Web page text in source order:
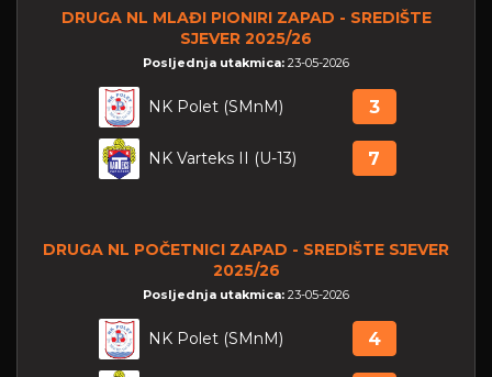
DRUGA NL MLAĐI PIONIRI ZAPAD - SREDIŠTE
SJEVER 2025/26
Posljednja utakmica: 23-05-2026
NK Polet (SMnM) 3
NK Varteks II (U-13) 7
DRUGA NL POČETNICI ZAPAD - SREDIŠTE SJEVER
2025/26
Posljednja utakmica: 23-05-2026
NK Polet (SMnM) 4